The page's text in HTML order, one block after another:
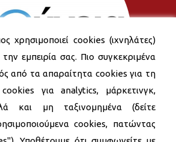
χρησιμοποιεί cookies (ιχνηλάτες)
εμπειρία σας. Πιο συγκεκριμένα
από τα απαραίτητα cookies για τη
cookies για analytics, μάρκετινγκ,
και μη ταξινομημένα (δείτε
cookies, πατώντας